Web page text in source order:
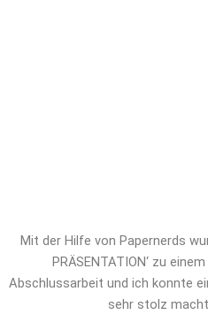
Mit der Hilfe von Papernerds
PRÄSENTATION‘ zu
Abschlussarbeit und ich konnte
sehr stolz